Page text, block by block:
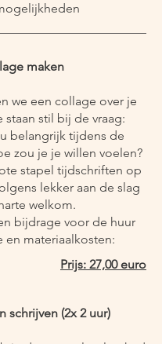
maken
we een collage over je
staan stil bij de vraag:
belangrijk tijdens de
zou je je willen voelen?
stapel tijdschriften op
lekker aan de slag
welkom.
bijdrage voor de huur
en materiaalkosten:
Prijs: 27,00 euro
schrijven (2x 2 uur)